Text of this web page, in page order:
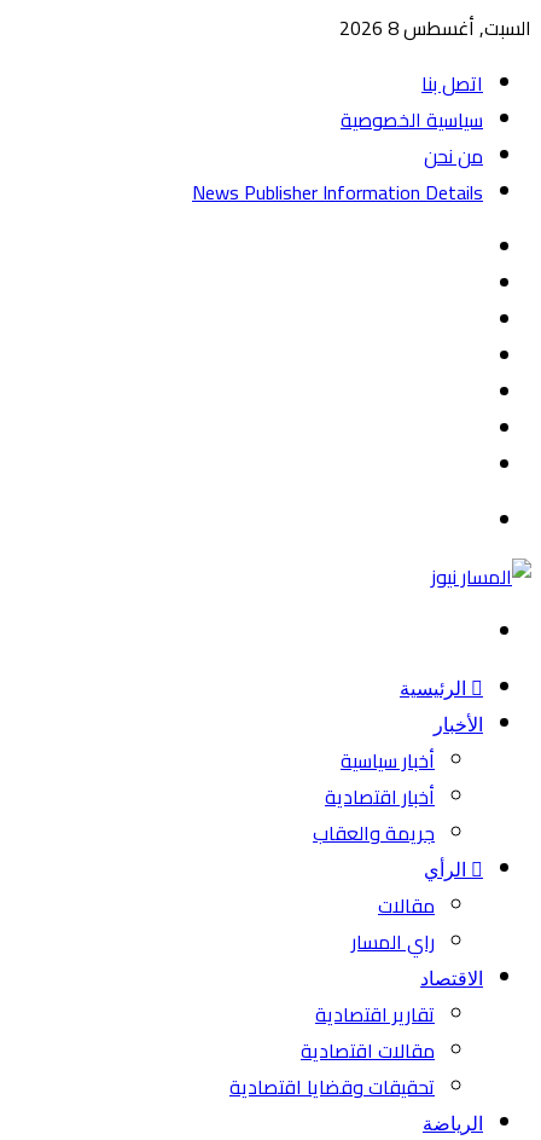
السبت, أغسطس 8 2026
اتصل بنا
سياسية الخصوصية
من نحن
News Publisher Information Details
الرئيسية
الأخبار
أخبار سياسية
أخبار اقتصادية
جريمة والعقاب
الرأي
مقالات
راي المسار
الاقتصاد
تقارير اقتصادية
مقالات اقتصادية
تحقيقات وقضايا اقتصادية
الرياضة